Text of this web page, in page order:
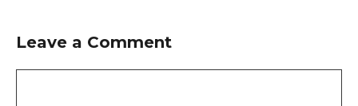
Leave a Comment